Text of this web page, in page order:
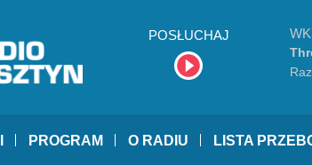
POSŁUCHAJ
PROGRAM O RADIU LISTA